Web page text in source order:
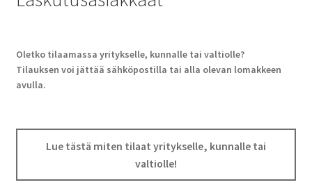
Oletko tilaamassa yritykselle, kunnalle tai valtiolle?
Tilauksen voi jättää sähköpostilla tai alla olevan lomakkeen
avulla.
Lue tästä miten tilaat yritykselle, kunnalle tai
valtiolle!